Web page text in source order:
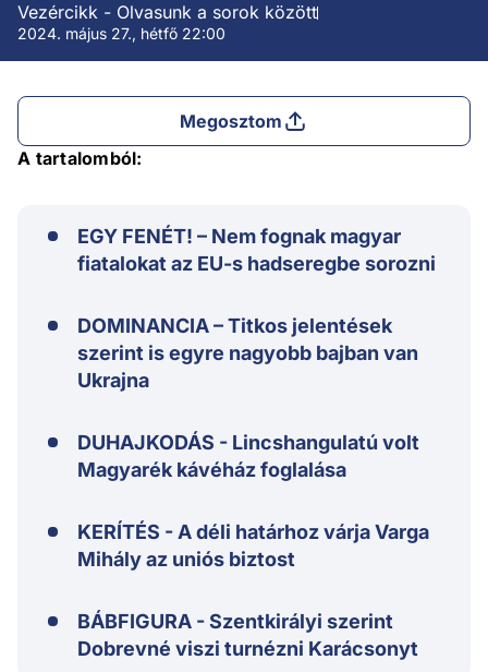
Vezércikk - Olvasunk a sorok között
2024. május 27., hétfő 22:00
Megosztom
A tartalomból:
EGY FENÉT! – Nem fognak magyar
fiatalokat az EU-s hadseregbe sorozni
DOMINANCIA – Titkos jelentések
szerint is egyre nagyobb bajban van
Ukrajna
DUHAJKODÁS - Lincshangulatú volt
Magyarék kávéház foglalása
KERÍTÉS - A déli határhoz várja Varga
Mihály az uniós biztost
BÁBFIGURA - Szentkirályi szerint
Dobrevné viszi turnézni Karácsonyt